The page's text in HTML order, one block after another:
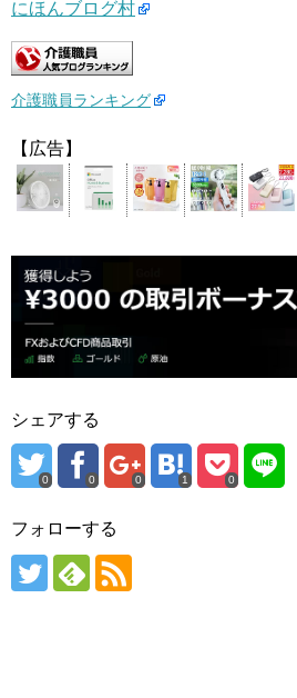
にほんブログ村
介護職員ランキング
【広告】
シェアする
0 0 0 1 0
フォローする